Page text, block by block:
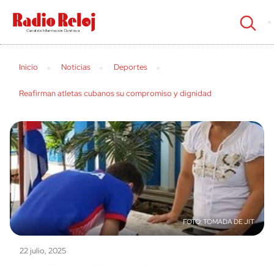
cerrar
Inicio Noticias Deportes
Reafirman atletas cubanos su compromiso y dignidad
TOMADA DE JIT
22 julio, 2025